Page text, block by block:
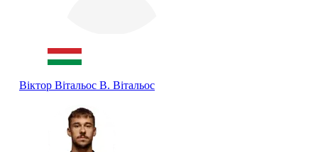
Віктор Вітальос В. Вітальос